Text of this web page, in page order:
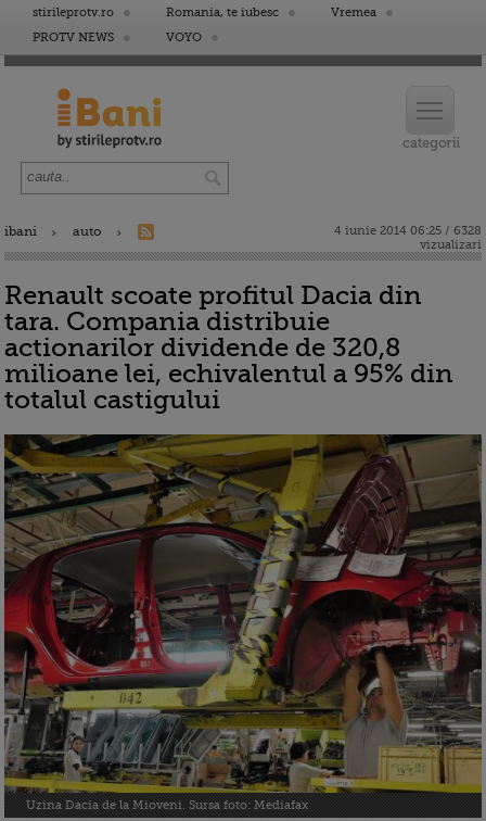
stirileprotv.ro Romania, te iubesc
Vremea
PROTV NEWS
VOYO
ibani auto
4 iunie 2014 06:25 / 6328
vizualizari
Renault scoate profitul Dacia din
tara. Compania distribuie
actionarilor dividende de 320,8
milioane lei, echivalentul a 95% din
totalul castigului
Uzina Dacia de la Mioveni. Sursa foto: Mediafax